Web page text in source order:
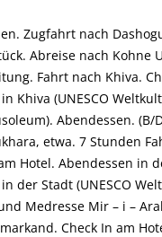
Zugfahrt nach
Abreise nach Kohne
Fahrt nach Khiva.
Khiva (UNESCO
Abendessen. (B/
etwa. 7 Stunden
Hotel. Abendessen in
der Stadt (UNESCO
Medresse Mir – i –
Check In am